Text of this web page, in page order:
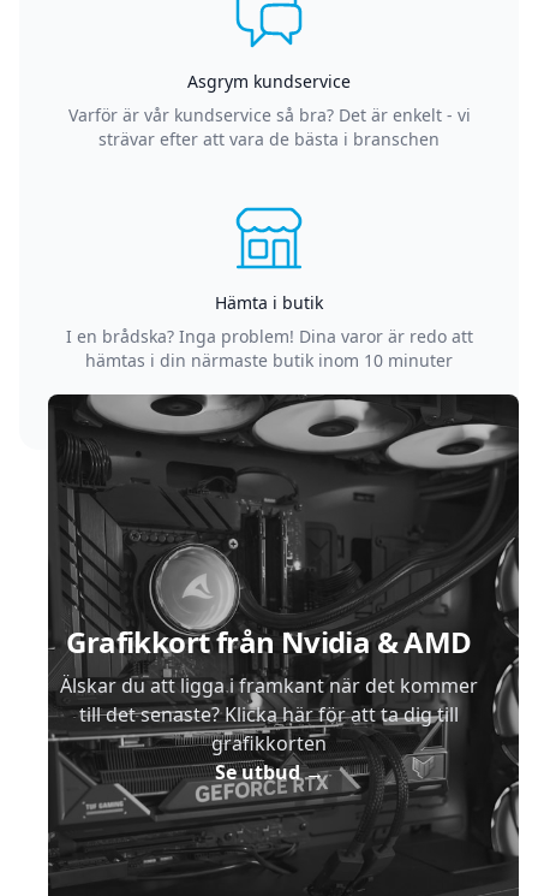
Asgrym kundservice
Varför är vår kundservice så bra? Det är enkelt - vi
strävar efter att vara de bästa i branschen
Hämta i butik
I en brådska? Inga problem! Dina varor är redo att
hämtas i din närmaste butik inom 10 minuter
Grafikkort från Nvidia & AMD
Älskar du att ligga i framkant när det kommer
till det senaste? Klicka här för att ta dig till
grafikkorten
Se utbud→